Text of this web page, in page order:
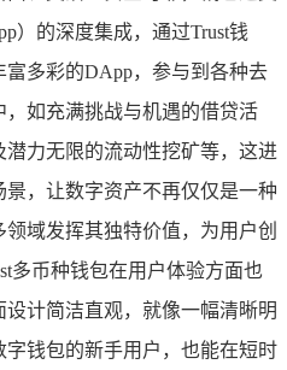
）的深度集成，通过Trust钱
多彩的DApp，参与到各种去
如充满挑战与机遇的借贷活
力无限的流动性挖矿等，这进
，让数字资产不再仅仅是一种
域发挥其独特价值，为用户创
多币种钱包在用户体验方面也
计简洁直观，就像一幅清晰明
钱包的新手用户，也能在短时